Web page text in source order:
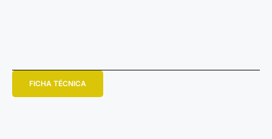
FICHA TÉCNICA